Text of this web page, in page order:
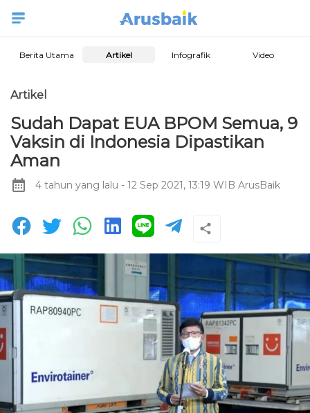
Berita Utama Artikel Infografik Video
Artikel
Sudah Dapat EUA BPOM Semua, 9
Vaksin di Indonesia Dipastikan
Aman
4 tahun yang lalu - 12 Sep 2021, 13:19 WIB ArusBaik